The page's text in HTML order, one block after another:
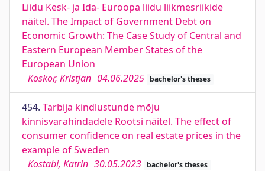
Liidu Kesk- ja Ida- Euroopa liidu liikmesriikide
näitel. The Impact of Government Debt on
Economic Growth: The Case Study of Central and
Eastern European Member States of the
European Union
Koskor, Kristjan 04.06.2025 bachelor's theses
454. Tarbija kindlustunde mõju
kinnisvarahindadele Rootsi näitel. The effect of
consumer confidence on real estate prices in the
example of Sweden
Kostabi, Katrin 30.05.2023 bachelor's theses